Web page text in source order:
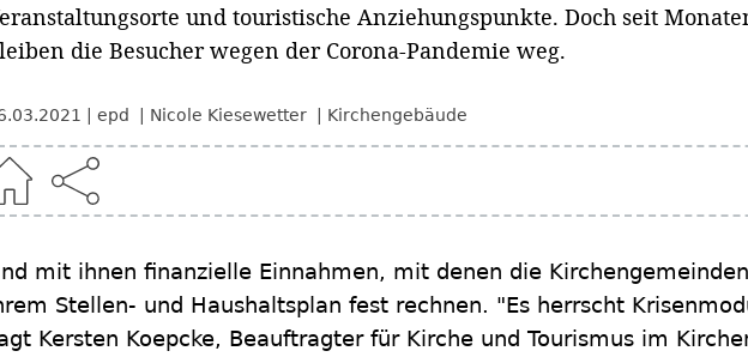
und touristische Anziehungspunkte. Doch seit
die Besucher wegen der Corona-Pandemie weg.
epd Nicole Kiesewetter Kirchengebäude
mit ihnen finanzielle Einnahmen, mit denen die
Stellen- und Haushaltsplan fest rechnen. "Es herrscht
Kersten Koepcke, Beauftragter für Kirche und Tourismus im